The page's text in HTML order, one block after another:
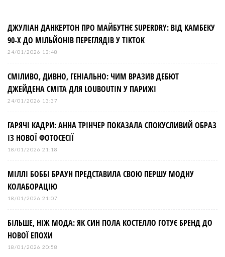
ДЖУЛІАН ДАНКЕРТОН ПРО МАЙБУТНЄ SUPERDRY: ВІД КАМБЕКУ
90-Х ДО МІЛЬЙОНІВ ПЕРЕГЛЯДІВ У TIKTOK
24/01/2026 13:48
СМІЛИВО, ДИВНО, ГЕНІАЛЬНО: ЧИМ ВРАЗИВ ДЕБЮТ
ДЖЕЙДЕНА СМІТА ДЛЯ LOUBOUTIN У ПАРИЖІ
24/01/2026 13:37
ГАРЯЧІ КАДРИ: АННА ТРІНЧЕР ПОКАЗАЛА СПОКУСЛИВИЙ ОБРАЗ
ІЗ НОВОЇ ФОТОСЕСІЇ
18/01/2026 21:18
МІЛЛІ БОББІ БРАУН ПРЕДСТАВИЛА СВОЮ ПЕРШУ МОДНУ
КОЛАБОРАЦІЮ
18/01/2026 21:07
БІЛЬШЕ, НІЖ МОДА: ЯК СИН ПОЛА КОСТЕЛЛО ГОТУЄ БРЕНД ДО
НОВОЇ ЕПОХИ
18/01/2026 20:58